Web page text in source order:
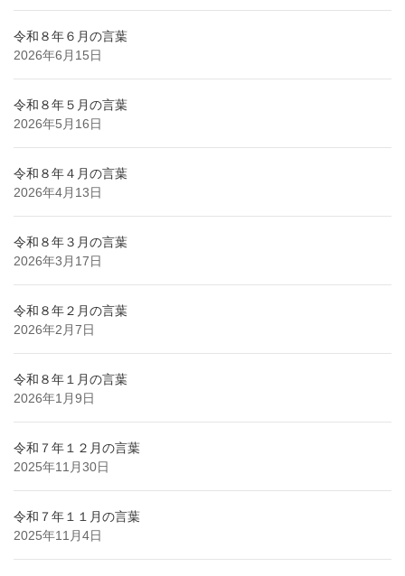
令和８年６月の言葉
2026年6月15日
令和８年５月の言葉
2026年5月16日
令和８年４月の言葉
2026年4月13日
令和８年３月の言葉
2026年3月17日
令和８年２月の言葉
2026年2月7日
令和８年１月の言葉
2026年1月9日
令和７年１２月の言葉
2025年11月30日
令和７年１１月の言葉
2025年11月4日